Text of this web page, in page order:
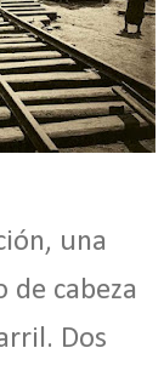
una
de cabeza
Dos